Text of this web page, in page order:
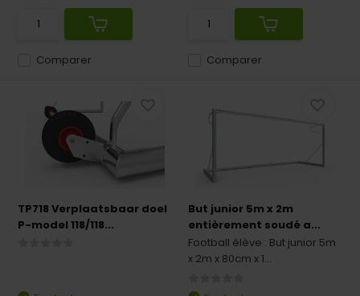
Comparer Comparer
TP718 Verplaatsbaar doel
P-model 118/118...
But junior 5m x 2m
entièrement soudé a...
Football élève : But junior 5m
x 2m x 80cm x 1...